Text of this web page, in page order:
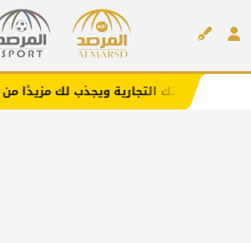
ويجذب لك مزيدًا من العملاء (اضغط